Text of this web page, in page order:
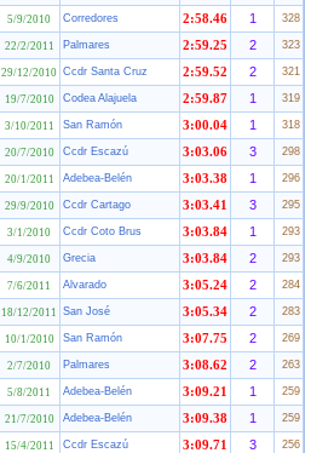
5/9/2010 Corredores 2:58.46 1 328
22/2/2011 Palmares 2:59.25 2 323
29/12/2010 Ccdr Santa Cruz 2:59.52 2 321
19/7/2010 Codea Alajuela 2:59.87 1 319
3/10/2011 San Ramón 3:00.04 1 318
20/7/2010 Ccdr Escazú 3:03.06 3 298
20/1/2011 Adebea-Belén 3:03.38 1 296
29/9/2010 Ccdr Cartago 3:03.41 3 295
3/1/2010 Ccdr Coto Brus 3:03.84 1 293
4/9/2010 Grecia 3:03.84 2 293
7/6/2011 Alvarado 3:05.24 2 284
18/12/2011 San José 3:05.34 2 283
10/1/2010 San Ramón 3:07.75 2 269
2/7/2010 Palmares 3:08.62 2 263
5/8/2011 Adebea-Belén 3:09.21 1 259
21/7/2010 Adebea-Belén 3:09.38 1 259
15/4/2011 Ccdr Escazú 3:09.71 3 256